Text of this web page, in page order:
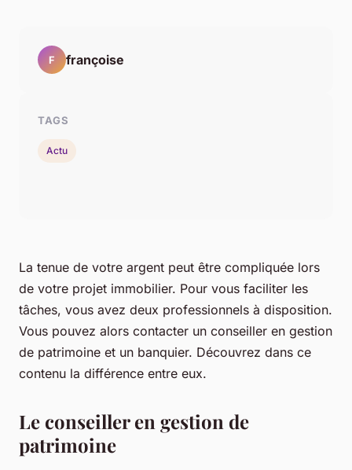
La tenue de votre argent peut être compliquée lors
de votre projet immobilier. Pour vous faciliter les
tâches, vous avez deux professionnels à disposition.
Vous pouvez alors contacter un conseiller en gestion
de patrimoine et un banquier. Découvrez dans ce
contenu la différence entre eux.
Le conseiller en gestion de
patrimoine
F françoise
TAGS
Actu